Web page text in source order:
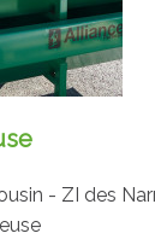
- ZI des